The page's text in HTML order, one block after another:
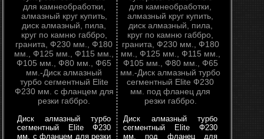
Диск алмазный турбо
сегментный Elite Ф230
мм. с фланцем для резки
Диск алмазный турбо
сегментный Elite Ф230
мм. под фланец для